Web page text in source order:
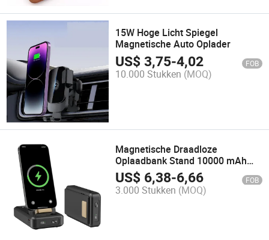
15W Hoge Licht Spiegel
Magnetische Auto Oplader
US$3,75-4,02 FOB
10.000 Stukken (MOQ)
Magnetische Draadloze
Oplaadbank Stand 10000 mAh
Snelladen Mobiele Voeding
US$ 6,38-6,66 FOB
3.000 Stukken (MOQ)